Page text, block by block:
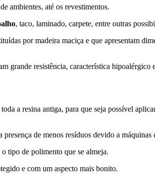
ambientes, até os revestimentos.
, taco, laminado, carpete, entre outras
por madeira maciça e que apresentam
grande resistência, característica hipoalérgico
a resina antiga, para que seja possível
de menos resíduos devido a máquinas
tipo de polimento que se almeja.
e com um aspecto mais bonito.